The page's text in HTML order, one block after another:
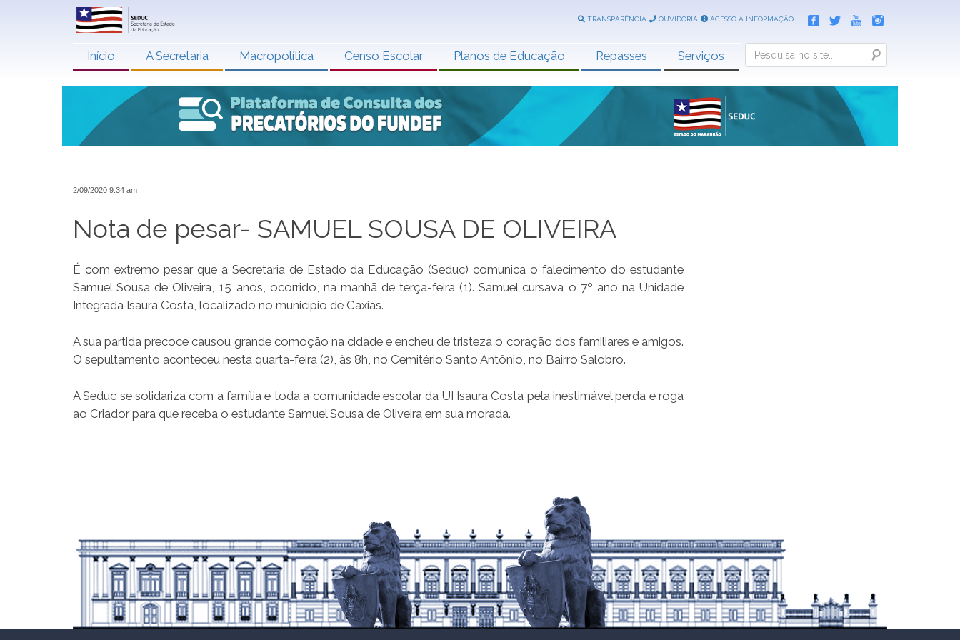
TRANSPARÊNCIA OUVIDORIA ACESSO A INFORMAÇÃO
Início A Secretaria Macropolítica Censo Escolar Planos de Educação Repasses Serviços Search
2/09/2020 9:34 am
Nota de pesar- SAMUEL SOUSA DE OLIVEIRA
É com extremo pesar que a Secretaria de Estado da Educação (Seduc) comunica o falecimento do estudante
Samuel Sousa de Oliveira, 15 anos, ocorrido, na manhã de terça-feira (1). Samuel cursava o 7º ano na Unidade
Integrada Isaura Costa, localizado no município de Caxias.
A sua partida precoce causou grande comoção na cidade e encheu de tristeza o coração dos familiares e amigos.
O sepultamento aconteceu nesta quarta-feira (2), às 8h, no Cemitério Santo Antônio, no Bairro Salobro.
A Seduc se solidariza com a família e toda a comunidade escolar da UI Isaura Costa pela inestimável perda e roga
ao Criador para que receba o estudante Samuel Sousa de Oliveira em sua morada.